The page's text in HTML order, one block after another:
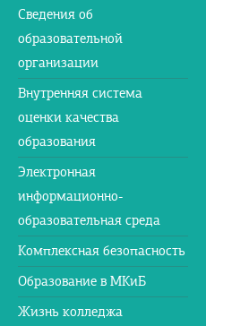
Сведения об
образовательной
организации
Внутренняя система
оценки качества
образования
Электронная
информационно-
образовательная среда
Комплексная безопасность
Образование в МКиБ
Жизнь колледжа